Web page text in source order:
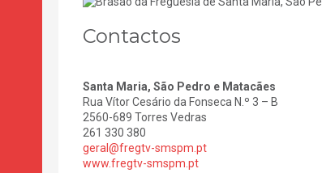
Contactos
Santa Maria, São Pedro e Matacães
Rua Vítor Cesário da Fonseca N.º 3 – B
2560-689 Torres Vedras
261 330 380
geral@fregtv-smspm.pt
www.fregtv-smspm.pt